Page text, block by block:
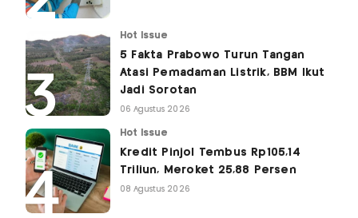
Hot Issue
5 Fakta Prabowo Turun Tangan
Atasi Pemadaman Listrik, BBM Ikut
Jadi Sorotan
06 Agustus 2026
Hot Issue
Kredit Pinjol Tembus Rp105,14
Triliun, Meroket 25,88 Persen
08 Agustus 2026